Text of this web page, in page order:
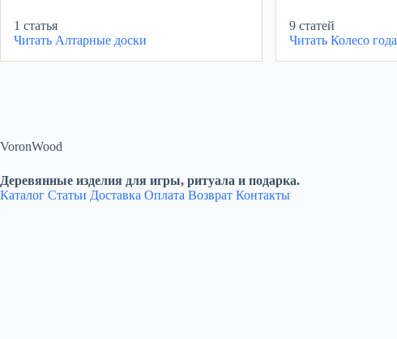
1 статья
Читать Алтарные доски
9 статей
Читать Колесо года
VoronWood
Деревянные изделия для игры, ритуала и подарка.
Каталог Статьи Доставка Оплата Возврат Контакты